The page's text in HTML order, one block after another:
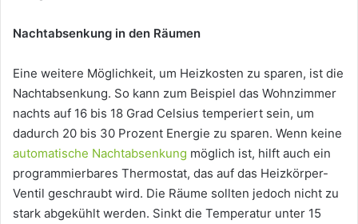
Nachtabsenkung in den Räumen
Eine weitere Möglichkeit, um Heizkosten zu sparen, ist die
Nachtabsenkung. So kann zum Beispiel das Wohnzimmer
nachts auf 16 bis 18 Grad Celsius temperiert sein, um
dadurch 20 bis 30 Prozent Energie zu sparen. Wenn keine
automatische Nachtabsenkung möglich ist, hilft auch ein
programmierbares Thermostat, das auf das Heizkörper-
Ventil geschraubt wird. Die Räume sollten jedoch nicht zu
stark abgekühlt werden. Sinkt die Temperatur unter 15